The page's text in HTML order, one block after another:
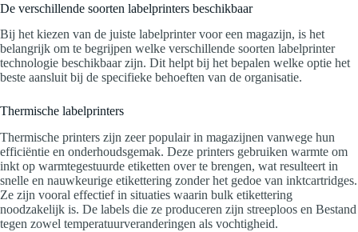
De verschillende soorten labelprinters beschikbaar
Bij het kiezen van de juiste labelprinter voor een magazijn, is het
belangrijk om te begrijpen welke verschillende soorten labelprinter
technologie beschikbaar zijn. Dit helpt bij het bepalen welke optie het
beste aansluit bij de specifieke behoeften van de organisatie.
Thermische labelprinters
Thermische printers zijn zeer populair in magazijnen vanwege hun
efficiëntie en onderhoudsgemak. Deze printers gebruiken warmte om
inkt op warmtegestuurde etiketten over te brengen, wat resulteert in
snelle en nauwkeurige etikettering zonder het gedoe van inktcartridges.
Ze zijn vooral effectief in situaties waarin bulk etikettering
noodzakelijk is. De labels die ze produceren zijn streeploos en Bestand
tegen zowel temperatuurveranderingen als vochtigheid.